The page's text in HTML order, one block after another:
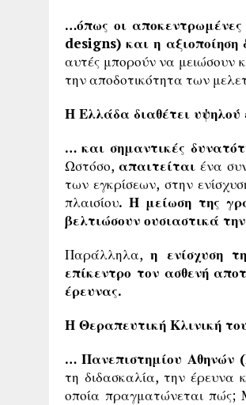
…όπως οι
designs) και η
αυτές μπορούν να μειώσουν
την αποδοτικότητα των
Η Ελλάδα διαθέτει υψηλού
… και σημαντικές
Ωστόσο, απαιτείταιένα
των εγκρίσεων, στην
πλαισίου. Η μείωση της
βελτιώσουν ουσιαστικά
Παράλληλα,η ενίσχυση
επίκεντρο τον ασθενή
έρευνας.
Η Θεραπευτική Κλινική
… Πανεπιστημίου Αθηνών
τη διδασκαλία, την έρευνα
οποία πραγματώνεται πώς;